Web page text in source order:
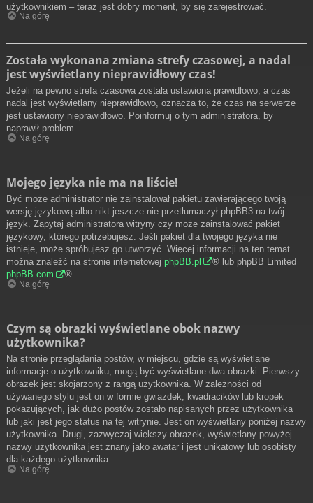
użytkownikiem – teraz jest dobry moment, by się zarejestrować.
Na górę
Została wykonana zmiana strefy czasowej, a nadal
jest wyświetlany nieprawidłowy czas!
Jeżeli na pewno strefa czasowa została ustawiona prawidłowo, a czas
nadal jest wyświetlany nieprawidłowo, oznacza to, że czas na serwerze
jest ustawiony nieprawidłowo. Poinformuj o tym administratora, by
naprawił problem.
Na górę
Mojego języka nie ma na liście!
Być może administrator nie zainstalował pakietu zawierającego twoją
wersję językową albo nikt jeszcze nie przetłumaczył phpBB3 na twój
język. Zapytaj administratora witryny czy może zainstalować pakiet
językowy, którego potrzebujesz. Jeśli pakiet dla twojego języka nie
istnieje, może spróbujesz go utworzyć. Więcej informacji na ten temat
można znaleźć na stronie internetowej phpBB.pl
® lub phpBB Limited
phpBB.com
®
Na górę
Czym są obrazki wyświetlane obok nazwy
użytkownika?
Na stronie przeglądania postów, w miejscu, gdzie są wyświetlane
informacje o użytkowniku, mogą być wyświetlane dwa obrazki. Pierwszy
obrazek jest skojarzony z rangą użytkownika. W zależności od
używanego stylu jest on w formie gwiazdek, kwadracików lub kropek
pokazujących, jak dużo postów zostało napisanych przez użytkownika
lub jaki jest jego status na tej witrynie. Jest on wyświetlany poniżej nazwy
użytkownika. Drugi, zazwyczaj większy obrazek, wyświetlany powyżej
nazwy użytkownika jest znany jako awatar i jest unikatowy lub osobisty
dla każdego użytkownika.
Na górę